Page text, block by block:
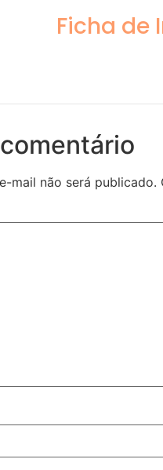
Ficha de
mail não será publicado.